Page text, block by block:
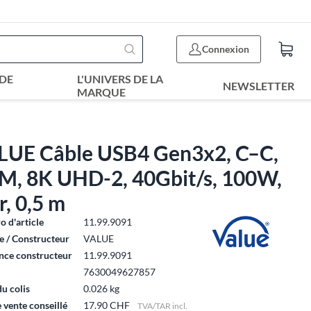
Connexion
L'UNIVERS DE LA
MARQUE
NEWSLETTER
Câble USB4 Gen3x2, C–C,
8K UHD-2, 40Gbit/s, 100W,
0,5 m
d'article
11.99.9091
/ Constructeur
VALUE
constructeur
11.99.9091
7630049627857
colis
0.026 kg
vente conseillé
17.90 CHF TVA/TAR incl.